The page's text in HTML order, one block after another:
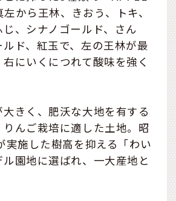
から王林、きおう、トキ、
、シナノゴールド、さん
ド、紅玉で、左の王林が最
にいくにつれて酸味を強く
きく、肥沃な大地を有する
んご栽培に適した土地。昭
実施した樹高を抑える「わい
園地に選ばれ、一大産地と